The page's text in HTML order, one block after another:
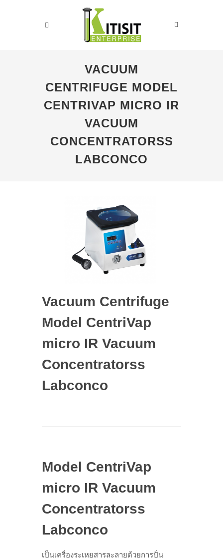
VACUUM
CENTRIFUGE MODEL
CENTRIVAP MICRO IR
VACUUM
CONCENTRATORSS
LABCONCO
Vacuum Centrifuge
Model CentriVap
micro IR Vacuum
Concentratorss
Labconco
Model CentriVap
micro IR Vacuum
Concentratorss
Labconco
เป็นเครื่องระเหยสารละลายด้วยการปั่น